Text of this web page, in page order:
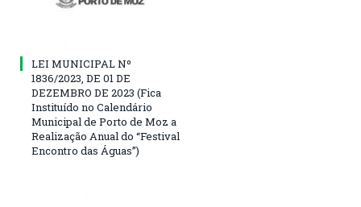
LEI MUNICIPAL Nº
1836/2023, DE 01 DE
DEZEMBRO DE 2023 (Fica
Instituído no Calendário
Municipal de Porto de Moz a
Realização Anual do “Festival
Encontro das Águas”)